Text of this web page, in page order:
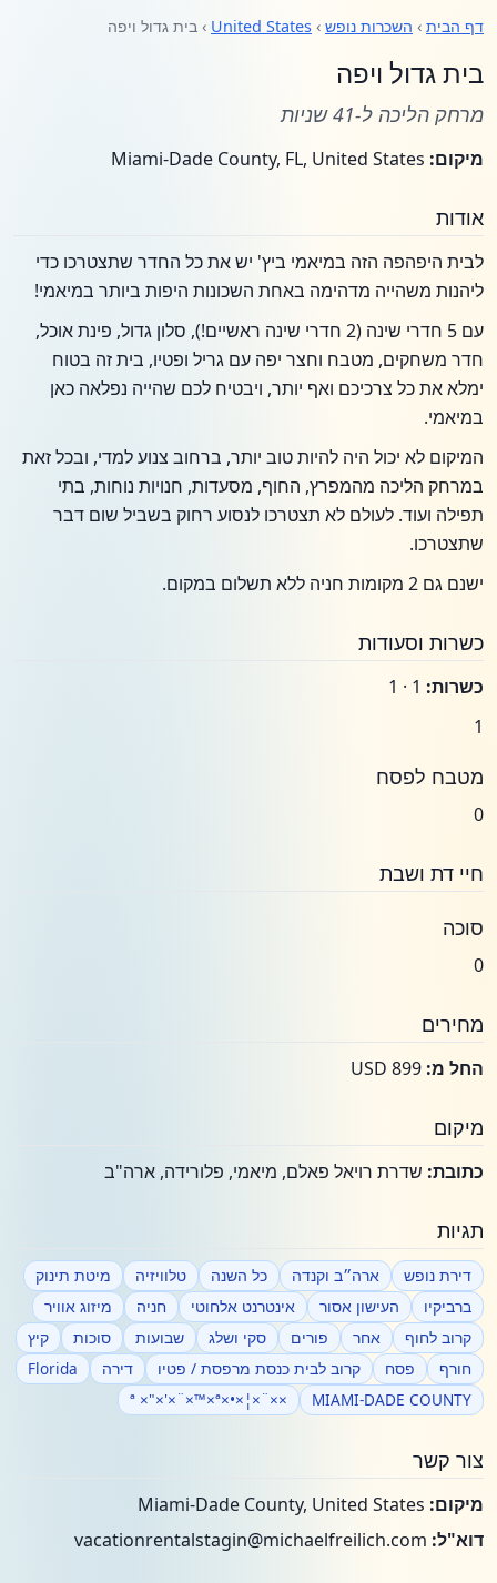
דף הבית › השכרות נופש ›
United States › בית גדול ויפה
בית גדול ויפה
מרחק הליכה ל-41 שניות
מיקום:
אודות
לבית היפהפה הזה במיאמי ביץ' יש את כל החדר שתצטרכו כדי
ליהנות משהייה מדהימה באחת השכונות היפות ביותר במיאמי!
עם 5 חדרי שינה (2 חדרי שינה ראשיים!), סלון גדול, פינת אוכל,
חדר משחקים, מטבח וחצר יפה עם גריל ופטיו, בית זה בטוח
ימלא את כל צרכיכם ואף יותר, ויבטיח לכם שהייה נפלאה כאן
במיאמי.
המיקום לא יכול היה להיות טוב יותר, ברחוב צנוע למדי, ובכל זאת
במרחק הליכה מהמפרץ, החוף, מסעדות, חנויות נוחות, בתי
תפילה ועוד. לעולם לא תצטרכו לנסוע רחוק בשביל שום דבר
שתצטרכו.
ישנם גם 2 מקומות חניה ללא תשלום במקום.
כשרות וסעודות
כשרות:
1
מטבח לפסח
0
חיי דת ושבת
סוכה
0
מחירים
החל מ:
מיקום
כתובת: שדרת רויאל פאלם, מיאמי, פלורידה, ארה"ב
תגיות
דירת נופש ארה״ב וקנדה כל השנה טלוויזיה
מיטת תינוק
ברביקיו
העישון אסור אינטרנט אלחוטי חניה
מיזוג אוויר
קרוב לחוף
אחר פורים סקי ושלג שבועות סוכות
קיץ
חורף
פסח קרוב לבית כנסת מרפסת / פטיו דירה
Florida
MIAMI-DADE COUNTY
××¨×¦×•×ª ×"×'×¨×™×ª
צור קשר
מיקום:
דוא"ל: vacationrentalstagin@michaelfreilich.com